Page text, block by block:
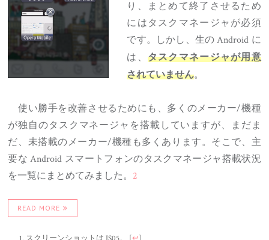
り、まとめて終了させるため
にはタスクマネージャが必須
です。しかし、生の Android に
は、
タスクマネージャが用意
されていません。
使い勝手を改善させるためにも、多くのメーカー/機種
が独自のタスクマネージャを搭載していますが、まだま
だ、未搭載のメーカー/機種も多くあります。そこで、主
要な Android スマートフォンのタスクマネージャ搭載状況
を一覧にまとめてみました。 2
READ MORE